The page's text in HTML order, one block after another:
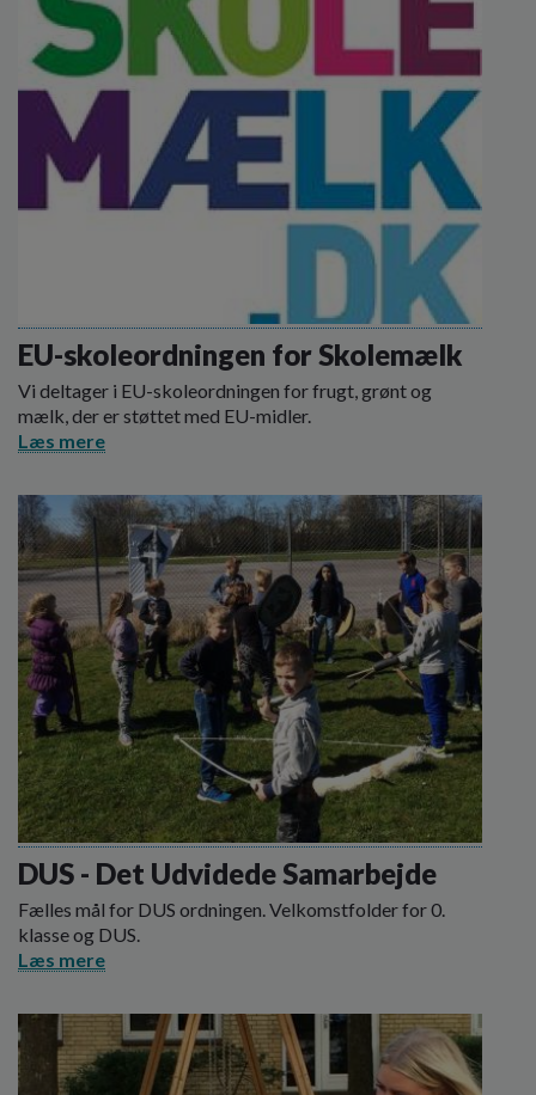
EU-skoleordningen for Skolemælk
Vi deltager i EU-skoleordningen for frugt, grønt og
mælk, der er støttet med EU-midler.
Læs mere
DUS - Det Udvidede Samarbejde
Fælles mål for DUS ordningen. Velkomstfolder for 0.
klasse og DUS.
Læs mere